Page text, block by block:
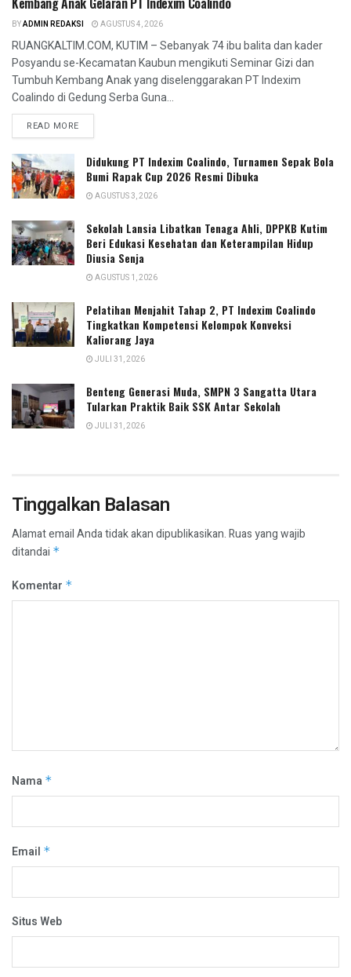
BYADMIN REDAKSI AGUSTUS 4, 2026
RUANGKALTIM.COM, KUTIM – Sebanyak 74 ibu balita dan kader
Posyandu se-Kecamatan Kaubun mengikuti Seminar Gizi dan
Tumbuh Kembang Anak yang diselenggarakan PT Indexim
Coalindo di Gedung Serba Guna...
READ MORE
Didukung PT Indexim Coalindo, Turnamen Sepak Bola
Bumi Rapak Cup 2026 Resmi Dibuka
AGUSTUS 3, 2026
Sekolah Lansia Libatkan Tenaga Ahli, DPPKB Kutim
Beri Edukasi Kesehatan dan Keterampilan Hidup
Diusia Senja
AGUSTUS 1, 2026
Pelatihan Menjahit Tahap 2, PT Indexim Coalindo
Tingkatkan Kompetensi Kelompok Konveksi
Kaliorang Jaya
JULI 31, 2026
Benteng Generasi Muda, SMPN 3 Sangatta Utara
Tularkan Praktik Baik SSK Antar Sekolah
JULI 31, 2026
Tinggalkan Balasan
Alamat email Anda tidak akan dipublikasikan.Ruas yang wajib
ditandai *
Komentar *
Nama *
Email *
Situs Web